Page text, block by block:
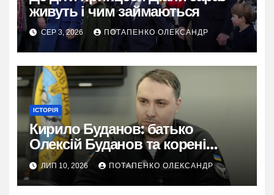
живуть і чим займаються
СЕР 3, 2026 ПОТАПЕНКО ОЛЕКСАНДР
ІСТОРІЯ
Кирило Буданов: батько
Олексій Буданов та корені
характеру
ЛИП 10, 2026 ПОТАПЕНКО ОЛЕКСАНДР